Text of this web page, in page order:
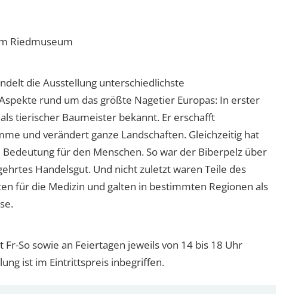
Riedmuseum
die Ausstellung unterschiedlichste
rund um das größte Nagetier Europas: In erster
tierischer Baumeister bekannt. Er erschafft
und verändert ganze Landschaften. Gleichzeitig hat
für den Menschen. So war der Biberpelz über
Handelsgut. Und nicht zuletzt waren Teile des
für die Medizin und galten in bestimmten Regionen als
Fr-So sowie an Feiertagen jeweils von 14 bis 18 Uhr
ist im Eintrittspreis inbegriffen.